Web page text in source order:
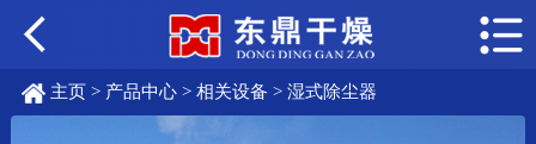
主页> 产品中心> 相关设备 > 湿式除尘器